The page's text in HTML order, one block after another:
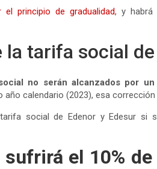
principio de gradualidad, y habrá
la tarifa social
no serán alcanzados por
año calendario (2023), esa corrección
social de Edenor y Edesur si
el 10%